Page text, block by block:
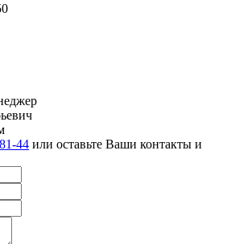
44 или оставьте Ваши контакты и